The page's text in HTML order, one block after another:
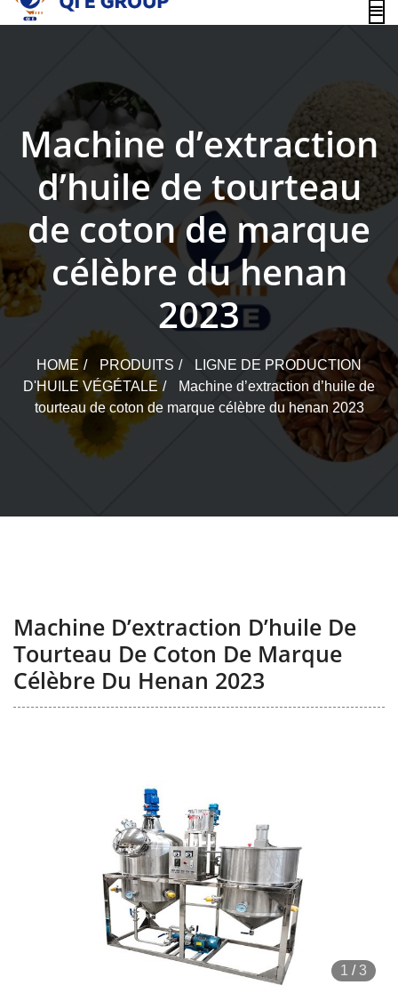
content
Machine d’extraction
d’huile de tourteau
de coton de marque
célèbre du henan
2023
HOME PRODUITS
LIGNE DE PRODUCTION
D'HUILE VÉGÉTALE
Machine d’extraction d’huile de
tourteau de coton de marque célèbre du henan 2023
Machine D’extraction D’huile De
Tourteau De Coton De Marque
Célèbre Du Henan 2023
1 /3